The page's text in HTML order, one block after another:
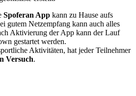
Spoferan App kann zu Hause aufs
gutem Netzempfang kann auch alles
Aktivierung der App kann der Lauf
gestartet werden.
Aktivitäten, hat jeder Teilnehmer
Versuch.